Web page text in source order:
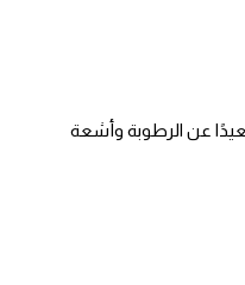
من 25 مئوية، بعيدًا عن الرطوبة وأشعة